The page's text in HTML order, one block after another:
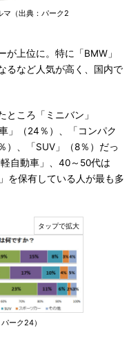
マ（出典：パーク2
上位に。特に「BMW」
るなど人気が高く、国内で
ころ「ミニバン」
」（24％）、「コンパク
）、「SUV」（8％）だっ
自動車」、40～50代は
を保有している人が最も多
ーク24）